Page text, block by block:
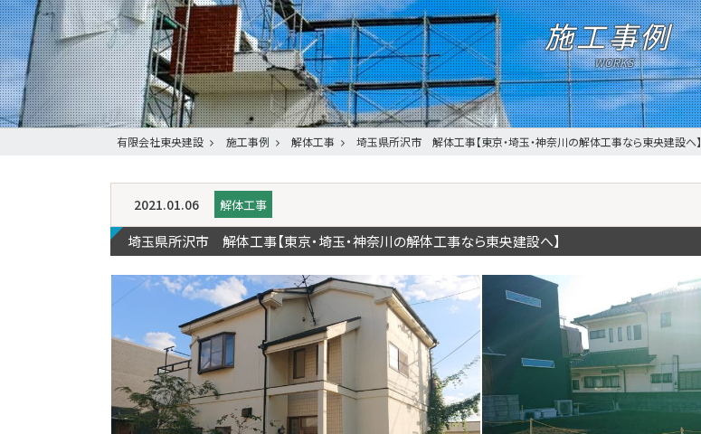
施工事例
有限会社東央建設 施工事例 解体工事 埼玉県所沢市 解体工事【東京・埼玉・神奈川の解体工事なら東央建設へ】
2021.01.06 解体工事
埼玉県所沢市 解体工事【東京・埼玉・神奈川の解体工事なら東央建設へ】